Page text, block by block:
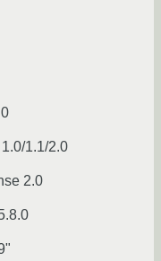
1.1/2.0
2.0